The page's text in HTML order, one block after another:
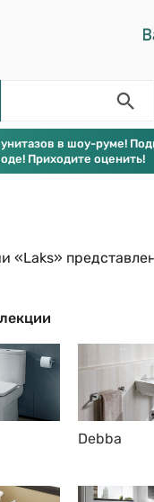
в шоу-руме!
Приходите оценить!
«Laks»
Debba